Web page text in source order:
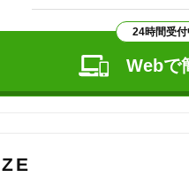
を根本から整える「骨格矯正」
「美容鍼」もご用意。さらにじ
ご好評をいただいております。
24時間受付
Webで